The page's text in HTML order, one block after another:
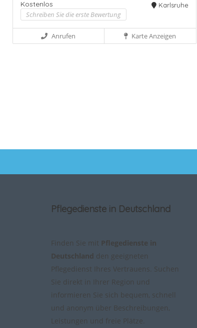
Kostenlos
Schreiben Sie die erste Bewertung
Karlsruhe
Anrufen Karte Anzeigen
Pflegedienste in Deutschland
Finden Sie mit Pflegedienste in
Deutschland den geeigneten
Pflegedienst Ihres Vertrauens. Suchen
Sie direkt in Ihrer Region und
informieren Sie sich bequem, schnell
und anonym über Beschreibungen,
Leistungen und freie Plätze.